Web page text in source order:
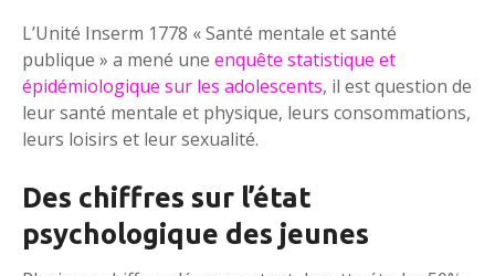
L’Unité Inserm 1778 « Santé mentale et santé
publique » a mené une enquête statistique et
épidémiologique sur les adolescents, il est question de
leur santé mentale et physique, leurs consommations,
leurs loisirs et leur sexualité.
Des chiffres sur l’état
psychologique des jeunes